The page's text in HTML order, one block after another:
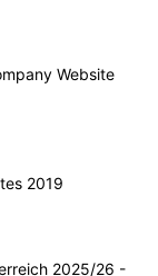
Website
2019
2025/26 -